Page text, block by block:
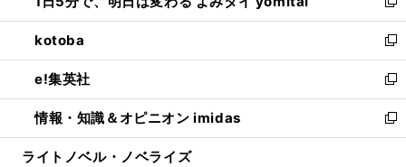
開
く
ウ
で
開
く
ィ
ン
ド
ウ
で
開
く
い
ウ
ィ
ン
ド
ウ
で
開
新
し
い
ウ
ィ
ン
ド
ウ
kotoba
新
し
い
ウ
ィ
ン
e!集英社
新
し
い
ウ
情報・知識＆オピニオン imidas
新
し
ライトノベル・ノベライズ